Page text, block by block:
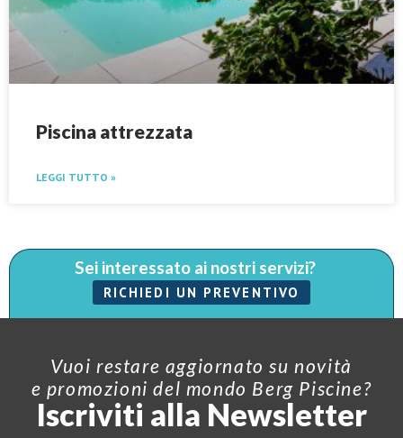
Piscina attrezzata
LEGGI TUTTO »
Sei interessato ai nostri servizi?
RICHIEDI UN PREVENTIVO
Vuoi restare aggiornato su novità
e promozioni del mondo Berg Piscine?
Iscriviti alla Newsletter